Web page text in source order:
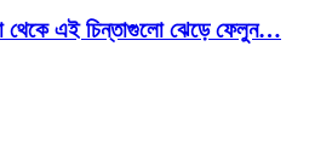
থেকে এই চিন্তাগুলো ঝেড়ে ফেলুন…